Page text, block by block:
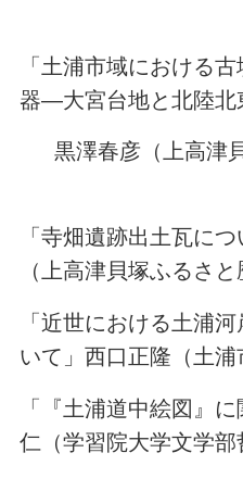
「土浦市域における
器―大宮台地と北陸北
黒澤春彦（上高津
「寺畑遺跡出土瓦に
（上高津貝塚ふるさ
「近世における土浦
いて」西口正隆（土浦
「『土浦道中絵図』
仁（学習院大学文学部